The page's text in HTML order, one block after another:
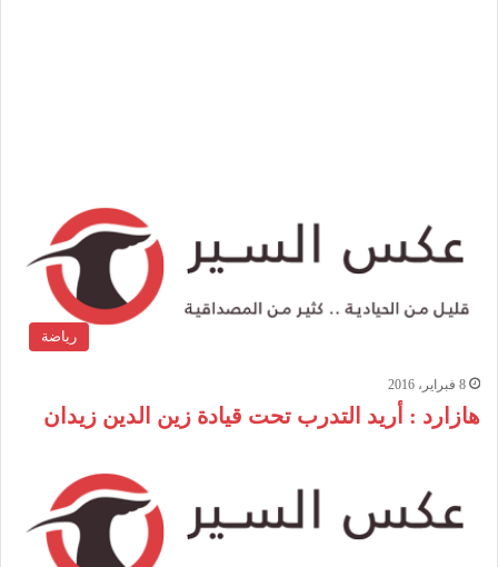
رياضة
8 فبراير، 2016
هازارد : أريد التدرب تحت قيادة زين الدين زيدان